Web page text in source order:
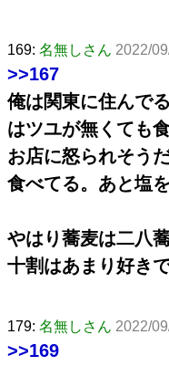
169: 名無しさん 2022/
>>167
俺は関東に住んで
はツユが無くても食
お店に怒られそう
食べてる。あと塩
やはり蕎麦は二八
十割はあまり好き
179: 名無しさん 2022/
>>169